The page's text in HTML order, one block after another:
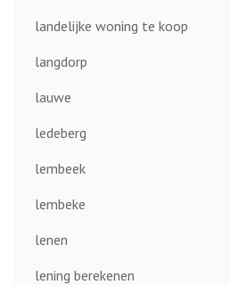
landelijke woning te koop
langdorp
lauwe
ledeberg
lembeek
lembeke
lenen
lening berekenen